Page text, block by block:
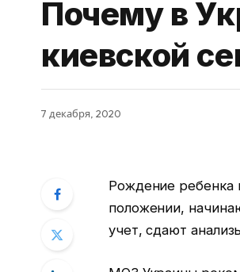
Почему в
киевской
7 декабря, 2020
Рождение ребенка
положении,
учет, сдают